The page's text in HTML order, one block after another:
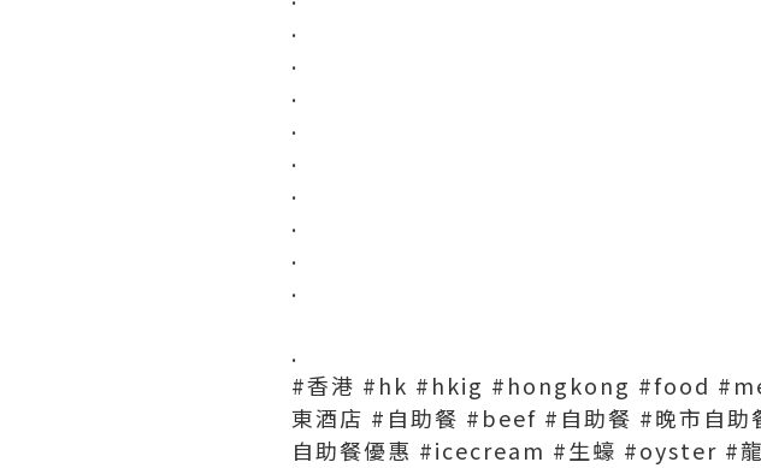
.
.
.
.
.
.
.
.
.
.
#香港 #hk #hkig #hongkong #food
東酒店 #自助餐 #beef #自助餐 #晚市自
自助餐優惠 #icecream #生蠔 #oyster